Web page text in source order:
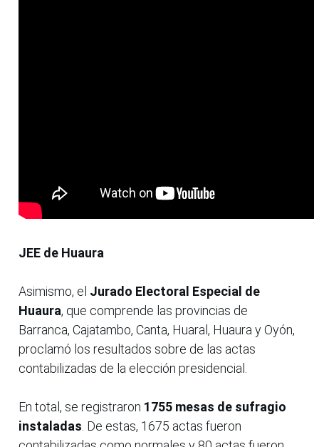
JEE de Huaura
Asimismo, el Jurado Electoral Especial de
Huaura, que comprende las provincias de
Barranca, Cajatambo, Canta, Huaral, Huaura y Oyón,
proclamó los resultados sobre de las actas
contabilizadas de la elección presidencial.
En total, se registraron 1755 mesas de sufragio
instaladas . De estas, 1675 actas fueron